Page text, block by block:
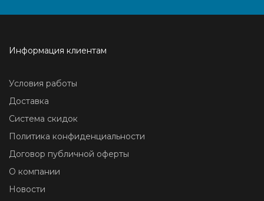
Информация клиентам
Условия работы
Доставка
Система скидок
Политика конфиденциальности
Договор публичной оферты
О компании
Новости